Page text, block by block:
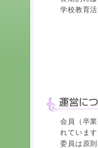
学校教育
会員（卒
れています
委員は原